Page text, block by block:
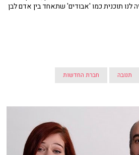
לנו תוכנית כמו 'אבודים' שתאחד בין אדם לבן
תנובה חברת החדשות